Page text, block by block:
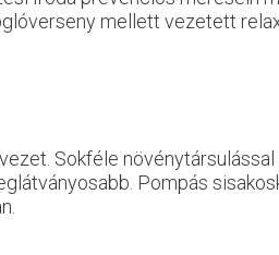
mellett vezetett
Sokféle
Pompás